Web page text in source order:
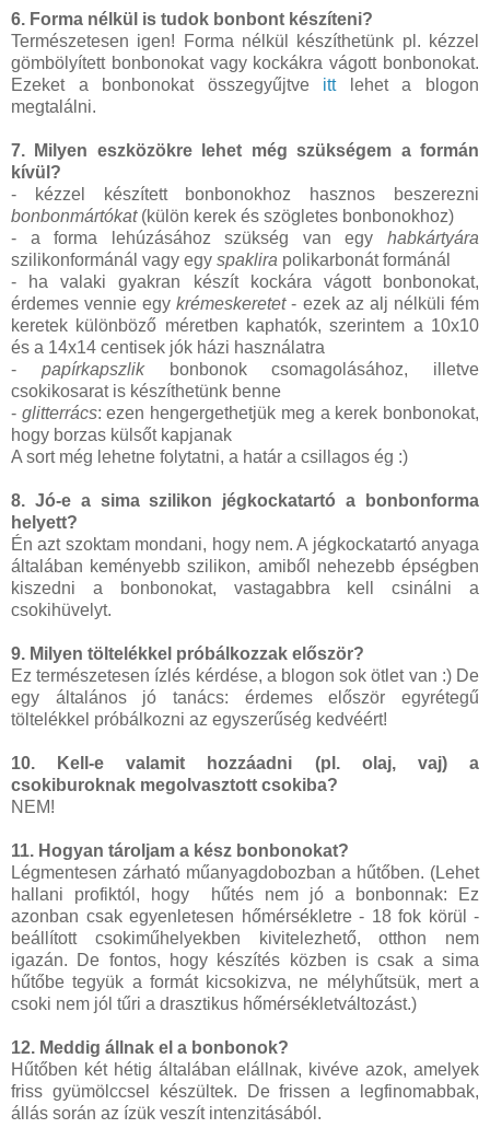
6. Forma nélkül is tudok bonbont készíteni?
Természetesen igen! Forma nélkül készíthetünk pl. kézzel
gömbölyített bonbonokat vagy kockákra vágott bonbonokat.
Ezeket a bonbonokat összegyűjtve ittlehet a blogon
megtalálni.
7. Milyen eszközökre lehet még szükségem a formán
kívül?
- kézzel készített bonbonokhoz hasznos beszerezni
bonbonmártókat(külön kerek és szögletes bonbonokhoz)
- a forma lehúzásához szükség van egy habkártyára
szilikonformánál vagy egy spaklira polikarbonát formánál
- ha valaki gyakran készít kockára vágott bonbonokat,
érdemes vennie egykrémeskeretet- ezek az alj nélküli fém
keretek különböző méretben kaphatók, szerintem a 10x10
és a 14x14 centisek jók házi használatra
- papírkapszlikbonbonok csomagolásához, illetve
csokikosarat is készíthetünk benne
- glitterrács: ezen hengergethetjük meg a kerek bonbonokat,
hogy borzas külsőt kapjanak
A sort még lehetne folytatni, a határ a csillagos ég :)
8. Jó-e a sima szilikon jégkockatartó a bonbonforma
helyett?
Én azt szoktam mondani, hogy nem. A jégkockatartó anyaga
általában keményebb szilikon, amiből nehezebb épségben
kiszedni a bonbonokat, vastagabbra kell csinálni a
csokihüvelyt.
9. Milyen töltelékkel próbálkozzak először?
Ez természetesen ízlés kérdése, a blogon sok ötlet van :) De
egy általános jó tanács: érdemes először egyrétegű
töltelékkel próbálkozni az egyszerűség kedvéért!
10. Kell-e valamit hozzáadni (pl. olaj, vaj) a
csokiburoknak megolvasztott csokiba?
NEM!
11. Hogyan tároljam a kész bonbonokat?
Légmentesen zárható műanyagdobozban a hűtőben. (Lehet
hallani profiktól, hogy hűtés nem jó a bonbonnak: Ez
azonban csak egyenletesen hőmérsékletre - 18 fok körül -
beállított csokiműhelyekben kivitelezhető, otthon nem
igazán. De fontos, hogy készítés közben is csak a sima
hűtőbe tegyük a formát kicsokizva, ne mélyhűtsük, mert a
csoki nem jól tűri a drasztikus hőmérsékletváltozást.)
12. Meddig állnak el a bonbonok?
Hűtőben két hétig általában elállnak, kivéve azok, amelyek
friss gyümölccsel készültek. De frissen a legfinomabbak,
állás során az ízük veszít intenzitásából.